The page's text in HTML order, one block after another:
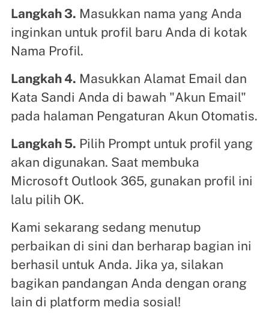
Langkah 3. Masukkan nama yang Anda
inginkan untuk profil baru Anda di kotak
Nama Profil.
Langkah 4. Masukkan Alamat Email dan
Kata Sandi Anda di bawah "Akun Email"
pada halaman Pengaturan Akun Otomatis.
Langkah 5. Pilih Prompt untuk profil yang
akan digunakan. Saat membuka
Microsoft Outlook 365, gunakan profil ini
lalu pilih OK.
Kami sekarang sedang menutup
perbaikan di sini dan berharap bagian ini
berhasil untuk Anda. Jika ya, silakan
bagikan pandangan Anda dengan orang
lain di platform media sosial!